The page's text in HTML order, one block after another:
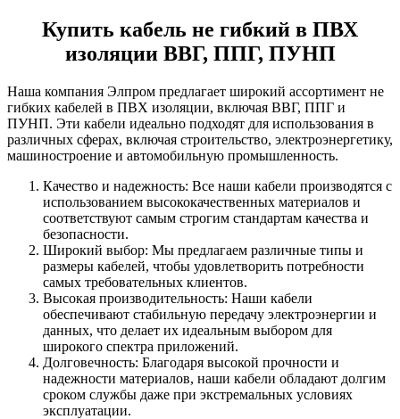
Купить кабель не гибкий в ПВХ
изоляции ВВГ, ППГ, ПУНП
Наша компания Элпром предлагает широкий ассортимент не
гибких кабелей в ПВХ изоляции, включая ВВГ, ППГ и
ПУНП. Эти кабели идеально подходят для использования в
различных сферах, включая строительство, электроэнергетику,
машиностроение и автомобильную промышленность.
Качество и надежность: Все наши кабели производятся с
использованием высококачественных материалов и
соответствуют самым строгим стандартам качества и
безопасности.
Широкий выбор: Мы предлагаем различные типы и
размеры кабелей, чтобы удовлетворить потребности
самых требовательных клиентов.
Высокая производительность: Наши кабели
обеспечивают стабильную передачу электроэнергии и
данных, что делает их идеальным выбором для
широкого спектра приложений.
Долговечность: Благодаря высокой прочности и
надежности материалов, наши кабели обладают долгим
сроком службы даже при экстремальных условиях
эксплуатации.